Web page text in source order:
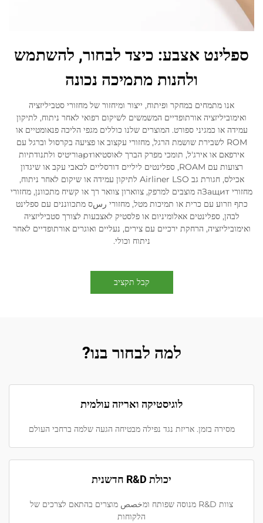
ספלינט אצבע: כיצד לבחור, להשתמש
ולהנות מתמיכה נכונה
אנו מתמחים במחקר ופיתוח, ייצור ומיחזור של מחזורי סטביליזציה
ואימוביליזציה אורתופדיים המשמשים לשיקום רפואי לאחר ניתוח, לתיקון
עמידה או כמגיני ספורט. המוצרים שלנו כוללים מגפי הליכה פנאומטיים או
ROM לשבירת שושמת הרגל, מחזורי עקצוב או פציעה בקרסול וברגל עם
אירפאם או אירג'ל, תומכי מפרק הברך לאוסטיאוартוריטיס ולתנודתיות
רצועות עם ROAM, ספלינטים ליליים דורסליים לכאבי עקב או שיגדון
אכילס, חגורת גב Airliner LSO לתיקון עמידה או שיקום לאחר ניתוח,
מחזורי Защитה מוצבים למרפק, צווארון צוואר רך או קשיח מתכוונן, מחזורי
כתף וזרוע עם כרית או תמיכות מטל, מחזורי رسס מתכווננים עם ספלינט
לבהן, ספלינטים אאלומיניום או פלסטיק לאצבעות לצורך סטביליזציה
ואימוביליזציה, הרחקת ירכיים עם צירים, נעליים ואוגרים אורתופדיים לאחר
ניתוח וכולי.
קבל תקציב
למה לבחור בנו?
לוגיסטיקה ואריזה עולמית
מסירה בזמן. אריזת נגד נפילה מבטיחה הגעה שלמה ברחבי העולם
יכולת R&D חדשנית
צוות R&D מנוסה שפותח ומخصص מוצרים בהתאם לצרכים של
הלקוחות